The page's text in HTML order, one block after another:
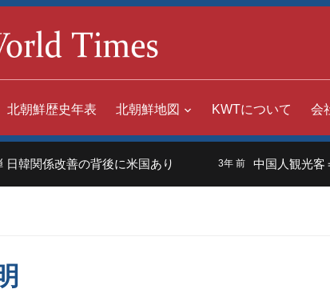
北朝鮮歴史年表 北朝鮮地図 KWTについて 会
関係改善の背後に米国あり 3年 前 中国人観光客＝